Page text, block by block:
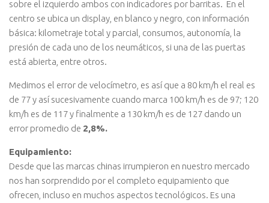
sobre el izquierdo ambos con indicadores por barritas. En el
centro se ubica un display, en blanco y negro, con información
básica: kilometraje total y parcial, consumos, autonomía, la
presión de cada uno de los neumáticos, si una de las puertas
está abierta, entre otros.
Medimos el error de velocímetro, es así que a 80 km/h el real es
de 77 y así sucesivamente cuando marca 100 km/h es de 97; 120
km/h es de 117 y finalmente a 130 km/h es de 127 dando un
error promedio de 2,8%.
Equipamiento:
Desde que las marcas chinas irrumpieron en nuestro mercado
nos han sorprendido por el completo equipamiento que
ofrecen, incluso en muchos aspectos tecnológicos. Es una